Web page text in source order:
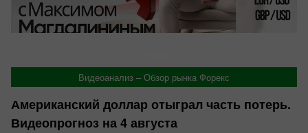
Видеоанализ – Обзор рынка Форекс
Американский доллар отыграл часть потерь.
Видеопрогноз на 4 августа